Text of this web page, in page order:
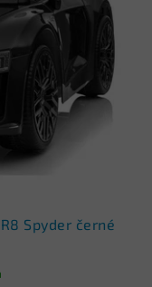
Spyder černé